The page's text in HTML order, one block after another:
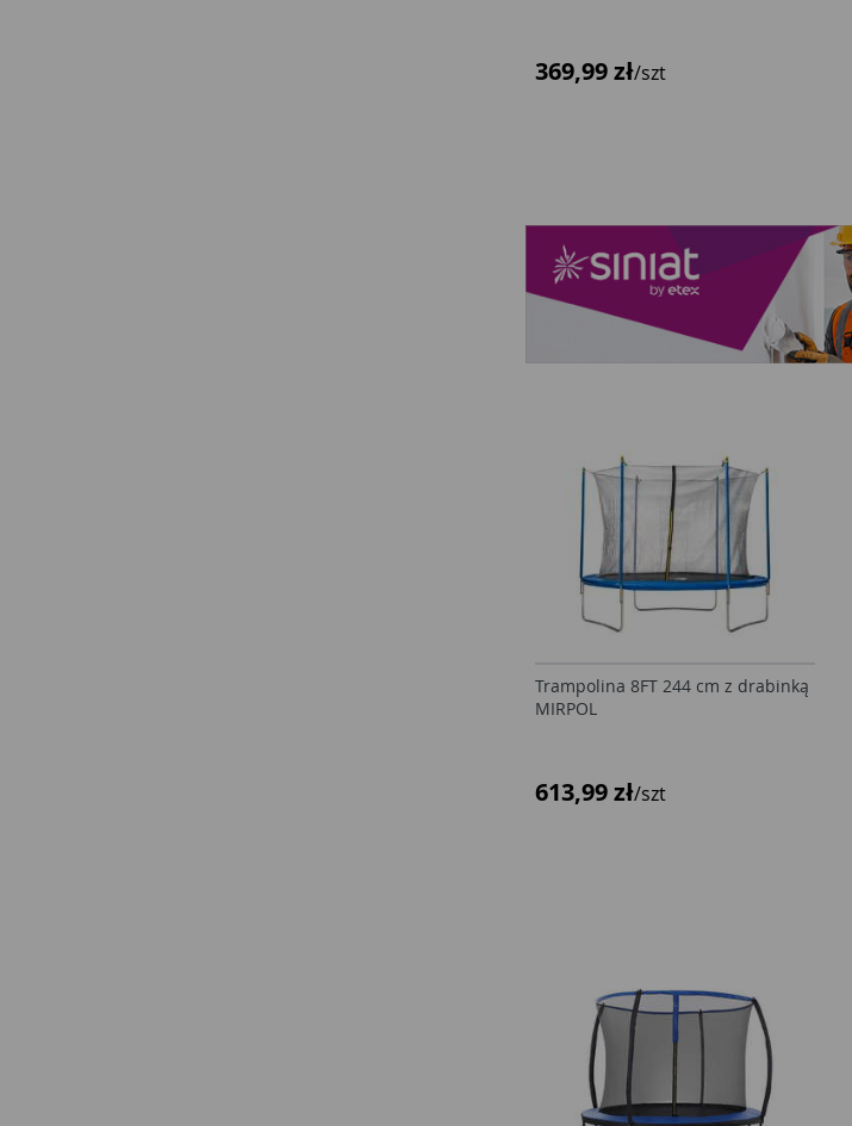
369,99 zł/szt
Trampolina 8FT 244 cm z drabinką
MIRPOL
613,99 zł/szt